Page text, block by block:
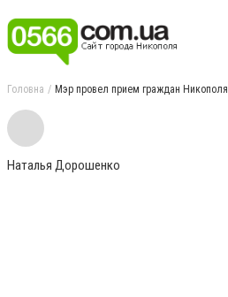
Головна Мэр провел прием граждан Никополя
Наталья Дорошенко